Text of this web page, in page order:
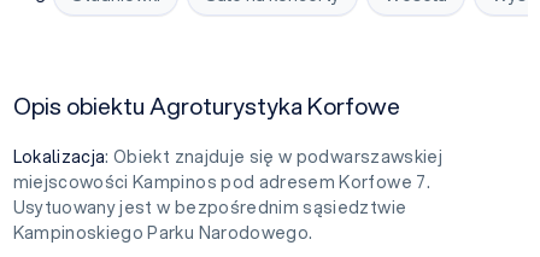
Opis obiektu Agroturystyka Korfowe
Lokalizacja: Obiekt znajduje się w podwarszawskiej
miejscowości Kampinos pod adresem Korfowe 7.
Usytuowany jest w bezpośrednim sąsiedztwie
Kampinoskiego Parku Narodowego.